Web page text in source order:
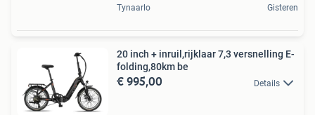
Tynaarlo Gisteren
20 inch + inruil,rijklaar 7,3 versnelling E-
folding,80km be
€ 995,00 Details